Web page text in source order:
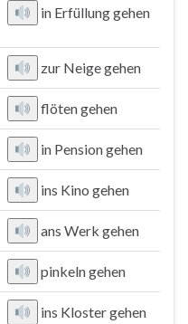
in Erfüllung gehen
zur Neige gehen
flöten gehen
in Pension gehen
ins Kino gehen
ans Werk gehen
pinkeln gehen
ins Kloster gehen